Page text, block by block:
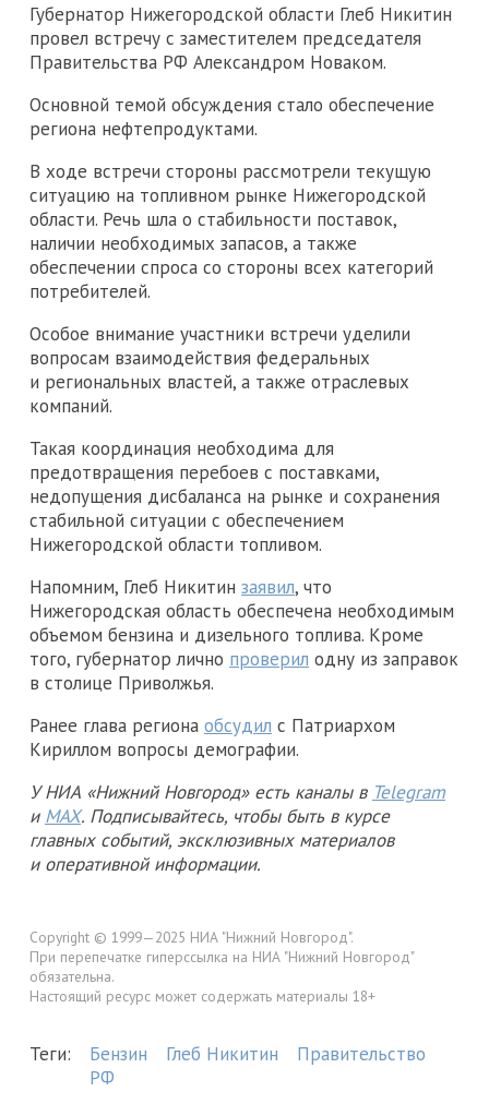
Губернатор Нижегородской области Глеб Никитин
провел встречу с заместителем председателя
Правительства РФ Александром Новаком.
Основной темой обсуждения стало обеспечение
региона нефтепродуктами.
В ходе встречи стороны рассмотрели текущую
ситуацию на топливном рынке Нижегородской
области. Речь шла о стабильности поставок,
наличии необходимых запасов, а также
обеспечении спроса со стороны всех категорий
потребителей.
Особое внимание участники встречи уделили
вопросам взаимодействия федеральных
и региональных властей, а также отраслевых
компаний.
Такая координация необходима для
предотвращения перебоев с поставками,
недопущения дисбаланса на рынке и сохранения
стабильной ситуации с обеспечением
Нижегородской области топливом.
Напомним, Глеб Никитин заявил, что
Нижегородская область обеспечена необходимым
объемом бензина и дизельного топлива. Кроме
того, губернатор лично проверил одну из заправок
в столице Приволжья.
Ранее глава региона обсудил с Патриархом
Кириллом вопросы демографии.
У НИА «Нижний Новгород» есть каналы в Telegram
и MAX. Подписывайтесь, чтобы быть в курсе
главных событий, эксклюзивных материалов
и оперативной информации.
Copyright © 1999—2025 НИА "Нижний Новгород".
При перепечатке гиперссылка на НИА "Нижний Новгород"
обязательна.
Настоящий ресурс может содержать материалы 18+
Теги: Бензин Глеб Никитин
Правительство
РФ